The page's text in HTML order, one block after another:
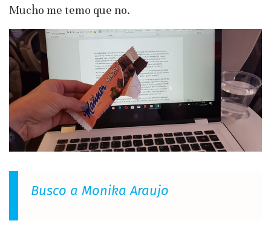
Mucho me temo que no.
Busco a Monika Araujo